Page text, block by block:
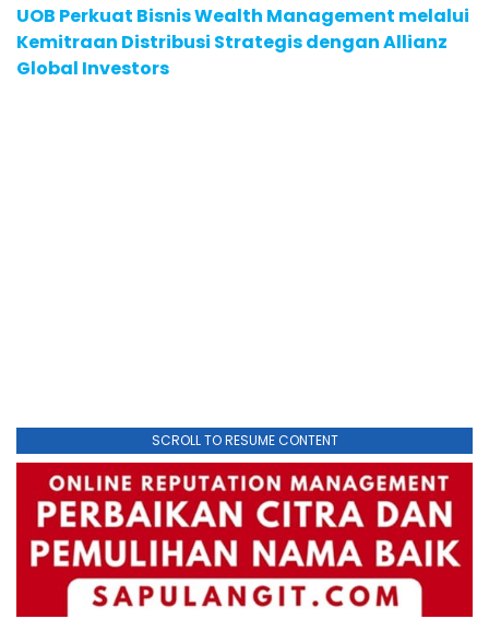
UOB Perkuat Bisnis Wealth Management melalui
Kemitraan Distribusi Strategis dengan Allianz
Global Investors
SCROLL TO RESUME CONTENT